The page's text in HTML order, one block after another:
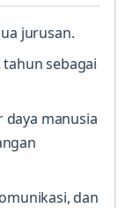
jurusan.
sebagai
daya manusia
dan